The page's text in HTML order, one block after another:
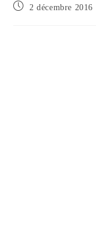
Publication
2 décembre 2016